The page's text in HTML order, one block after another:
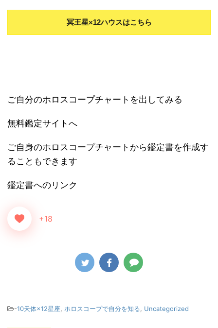
冥王星×12ハウスはこちら
ご自分のホロスコープチャートを出してみる
無料鑑定サイトへ
ご自身のホロスコープチャートから鑑定書を作成す
ることもできます
鑑定書へのリンク
+18
-10天体×12星座, ホロスコープで自分を知る, Uncategorized